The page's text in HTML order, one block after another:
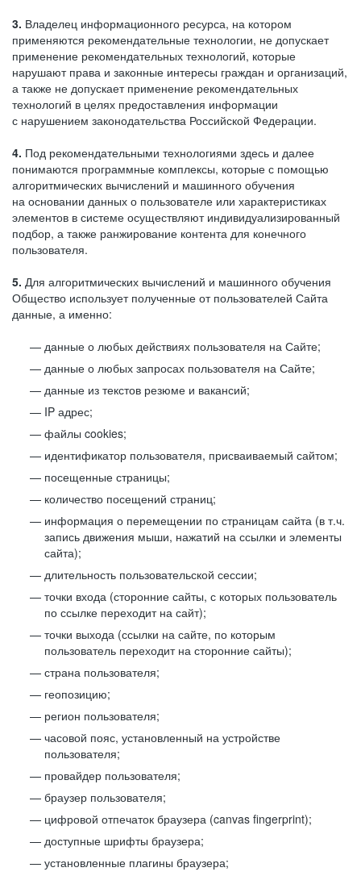
3. Владелец информационного ресурса, на котором
применяются рекомендательные технологии, не допускает
применение рекомендательных технологий, которые
нарушают права и законные интересы граждан и организаций,
а также не допускает применение рекомендательных
технологий в целях предоставления информации
с нарушением законодательства Российской Федерации.
4. Под рекомендательными технологиями здесь и далее
понимаются программные комплексы, которые с помощью
алгоритмических вычислений и машинного обучения
на основании данных о пользователе или характеристиках
элементов в системе осуществляют индивидуализированный
подбор, а также ранжирование контента для конечного
пользователя.
5. Для алгоритмических вычислений и машинного обучения
Общество использует полученные от пользователей Сайта
данные, а именно:
данные о любых действиях пользователя на Сайте;
данные о любых запросах пользователя на Сайте;
данные из текстов резюме и вакансий;
IP адрес;
файлы cookies;
идентификатор пользователя, присваиваемый сайтом;
посещенные страницы;
количество посещений страниц;
информация о перемещении по страницам сайта (в т.ч.
запись движения мыши, нажатий на ссылки и элементы
сайта);
длительность пользовательской сессии;
точки входа (сторонние сайты, с которых пользователь
по ссылке переходит на сайт);
точки выхода (ссылки на сайте, по которым
пользователь переходит на сторонние сайты);
страна пользователя;
геопозицию;
регион пользователя;
часовой пояс, установленный на устройстве
пользователя;
провайдер пользователя;
браузер пользователя;
цифровой отпечаток браузера (canvas fingerprint);
доступные шрифты браузера;
установленные плагины браузера;